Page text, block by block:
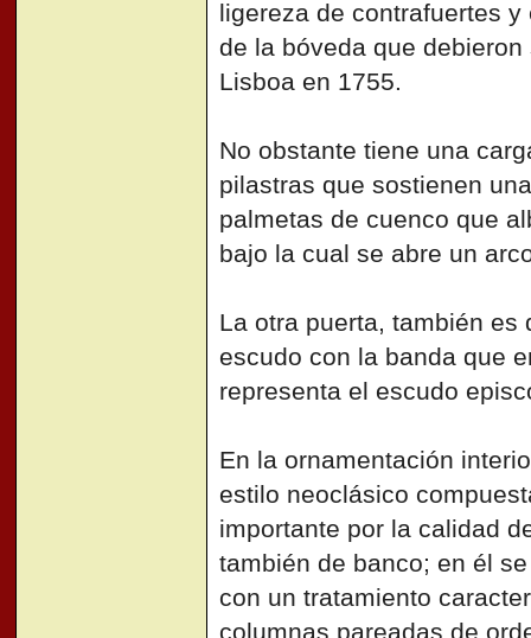
ligereza de contrafuertes
de la bóveda que
Lisboa en 1755.
No obstante tiene una
pilastras que sostienen
palmetas de cuenco que
bajo la cual se abre un
La otra puerta, también es
escudo con la banda que
representa el escudo
En la ornamentación
estilo neoclásico
importante por la calidad
también de banco; en él
con un tratamiento
columnas pareadas de